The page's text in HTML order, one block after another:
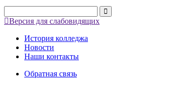
Версия для слабовидящих
История колледжа
Новости
Наши контакты
Обратная связь